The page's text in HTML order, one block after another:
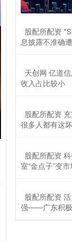
股配所配资
息披露不准确
天创网 亿道
收入占比较小
股配所配资
很多人都有这
股配所配资
室“金点子”变市
股配所配资
强——广东积极